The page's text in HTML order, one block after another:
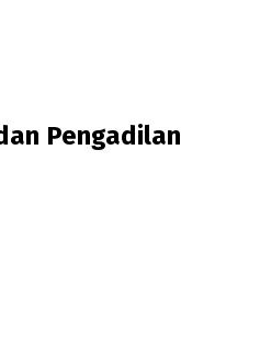
Pengadilan